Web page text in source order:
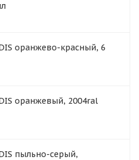
оранжево-красный, 6
оранжевый, 2004ral
пыльно-серый,